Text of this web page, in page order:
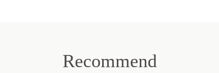
Recommend